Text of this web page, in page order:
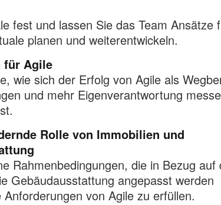
fest und lassen Sie das Team Ansätze
planen und weiterentwickeln.
für Agile
wie sich der Erfolg von Agile als
und mehr Eigenverantwortung
Rolle von Immobilien und
Rahmenbedingungen, die in Bezug auf
Gebäudausstattung angepasst werden
von Agile zu erfüllen.